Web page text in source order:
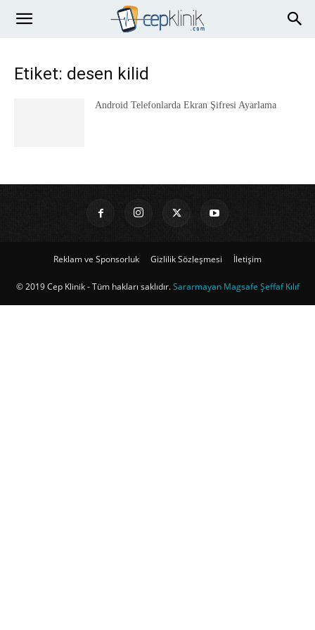
Etiket: desen kilid
Android Telefonlarda Ekran Şifresi Ayarlama
Reklam ve Sponsorluk Gizlilik Sözleşmesi İletişim
© 2019 Cep Klinik - Tüm hakları saklıdır.Sararmayan Magsafe Şeffaf Kılıf